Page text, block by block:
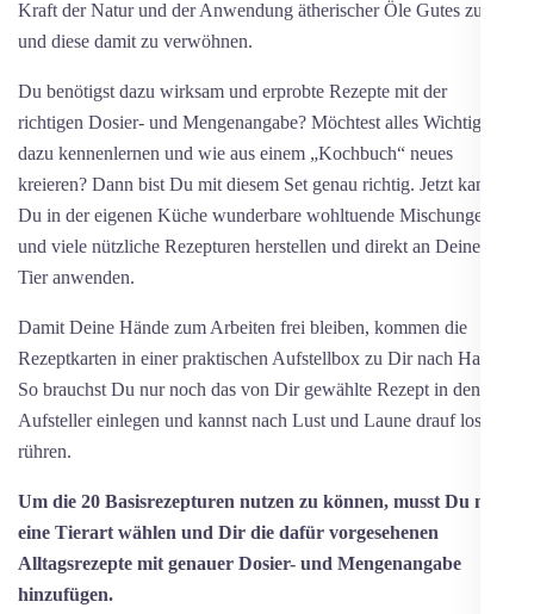
Kraft der Natur und der Anwendung ätherischer Öle Gutes zu tun
und diese damit zu verwöhnen.
Du benötigst dazu wirksam und erprobte Rezepte mit der
richtigen Dosier- und Mengenangabe? Möchtest alles Wichtige
dazu kennenlernen und wie aus einem „Kochbuch“ neues
kreieren? Dann bist Du mit diesem Set genau richtig. Jetzt kannst
Du in der eigenen Küche wunderbare wohltuende Mischungen
und viele nützliche Rezepturen herstellen und direkt an Deinem
Tier anwenden.
Damit Deine Hände zum Arbeiten frei bleiben, kommen die
Rezeptkarten in einer praktischen Aufstellbox zu Dir nach Hause.
So brauchst Du nur noch das von Dir gewählte Rezept in den
Aufsteller einlegen und kannst nach Lust und Laune drauf los
rühren.
Um die 20 Basisrezepturen nutzen zu können, musst Du noch
eine Tierart wählen und Dir die dafür vorgesehenen
Alltagsrezepte mit genauer Dosier- und Mengenangabe
hinzufügen.